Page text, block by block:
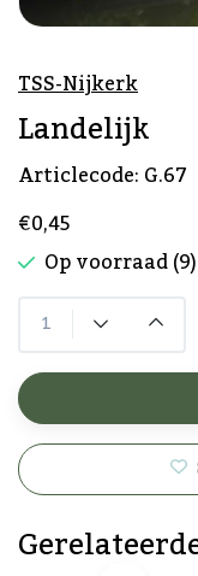
TSS-Nijkerk
Landelijk
Articlecode:G.67
€0,45
Op voorraad (9)